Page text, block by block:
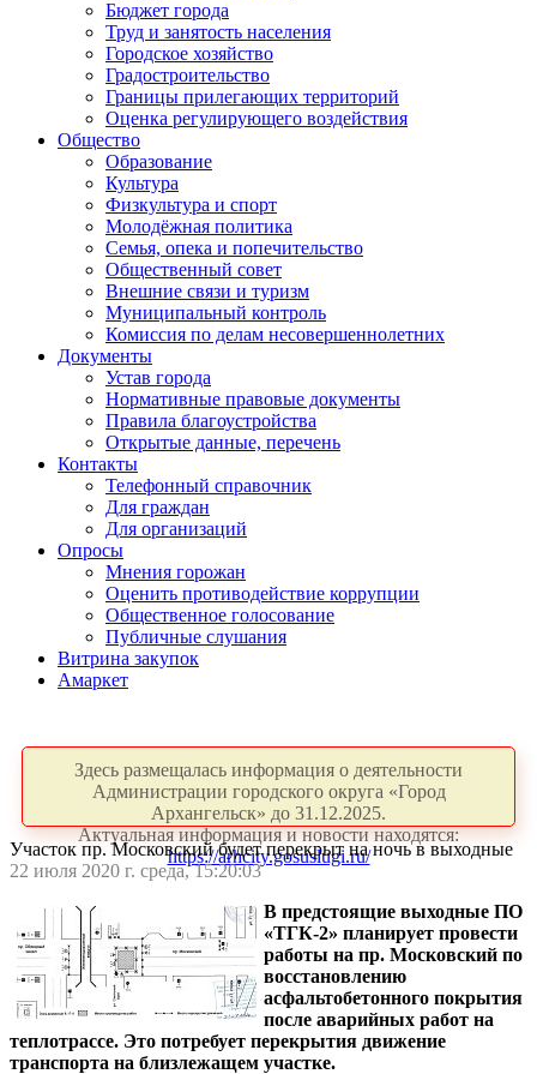
Бюджет города
Труд и занятость населения
Городское хозяйство
Градостроительство
Границы прилегающих территорий
Оценка регулирующего воздействия
Общество
Образование
Культура
Физкультура и спорт
Молодёжная политика
Семья, опека и попечительство
Общественный совет
Внешние связи и туризм
Муниципальный контроль
Комиссия по делам несовершеннолетних
Документы
Устав города
Нормативные правовые документы
Правила благоустройства
Открытые данные, перечень
Контакты
Телефонный справочник
Для граждан
Для организаций
Опросы
Мнения горожан
Оценить противодействие коррупции
Общественное голосование
Публичные слушания
Витрина закупок
Амаркет
Здесь размещалась информация о деятельности
Администрации городского округа «Город
Архангельск» до 31.12.2025.
Актуальная информация и новости находятся:
https://arhcity.gosuslugi.ru/
Участок пр. Московский будет перекрыт на ночь в выходные
22 июля 2020 г. среда, 15:20:03
В предстоящие выходные ПО
«ТГК-2» планирует провести
работы на пр. Московский по
восстановлению
асфальтобетонного покрытия
после аварийных работ на
теплотрассе. Это потребует перекрытия движение
транспорта на близлежащем участке.